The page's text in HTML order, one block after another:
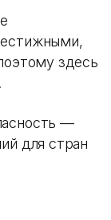
здесь
—
для стран